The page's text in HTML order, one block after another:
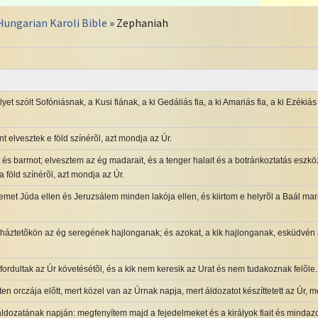
Karoli Bible » Zephaniah
szólt Sofóniásnak, a Kusi fiának, a ki Gedáliás fia, a ki Amariás fia, a ki
elvesztek e föld színérõl, azt mondja az Úr.
barmot; elvesztem az ég madarait, és a tenger halait és a botránkoztatás
föld színérõl, azt mondja az Úr.
Júda ellen és Jeruzsálem minden lakója ellen, és kiirtom e helyrõl a Baál
az ég seregének hajlonganak; és azokat, a kik hajlonganak,
az Úr követésétõl, és a kik nem keresik az Urat és nem tudakoznak felõle.
orczája elõtt, mert közel van az Úrnak napja, mert áldozatot készíttetett az Úr,
napján: megfenyítem majd a fejedelmeket és a királyok fiait és